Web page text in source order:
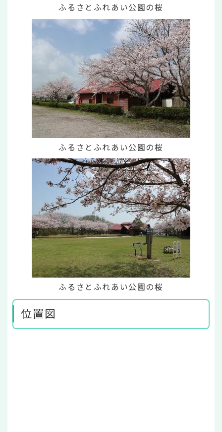
ふるさとふれあい公園の桜
ふるさとふれあい公園の桜
ふるさとふれあい公園の桜
位置図